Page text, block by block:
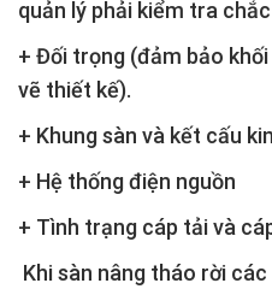
quản lý phải kiểm tra
+ Đối trọng (đảm bảo
vẽ thiết kế).
+ Khung sàn và kết cấu
+ Hệ thống điện nguồn
+ Tình trạng cáp tải và
Khi sàn nâng tháo rời